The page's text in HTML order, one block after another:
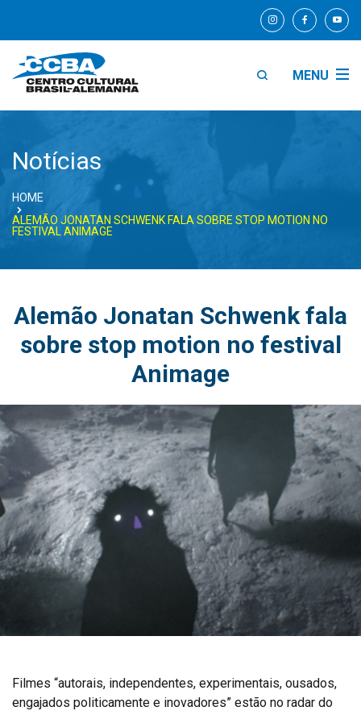
MENU
Notícias
HOME
ALEMÃO JONATAN SCHWENK FALA SOBRE STOP MOTION NO
FESTIVAL ANIMAGE
Alemão Jonatan Schwenk fala
sobre stop motion no festival
Animage
Filmes “autorais, independentes, experimentais, ousados,
engajados politicamente e inovadores” estão no radar do